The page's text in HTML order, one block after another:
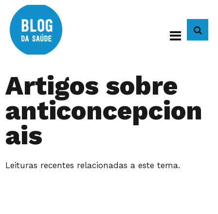
Artigos sobre
anticoncepcion
ais
Leituras recentes relacionadas a este tema.